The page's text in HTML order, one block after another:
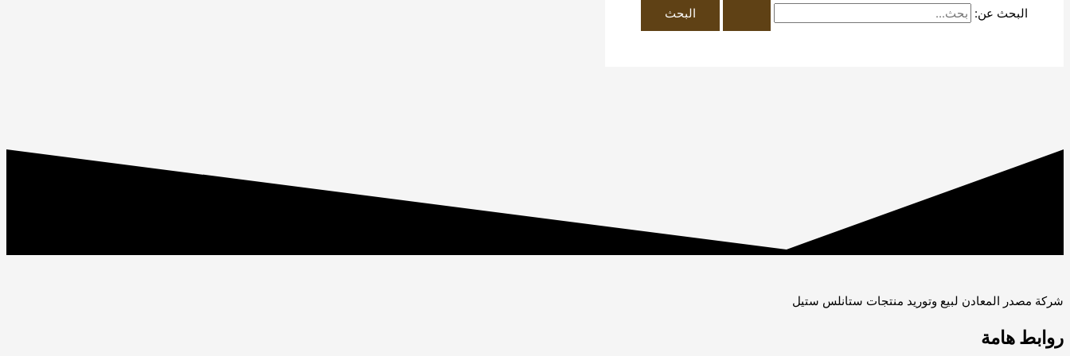
البحث عن:
شركة مصدر المعادن لبيع وتوريد منتجات ستانلس ستيل
روابط هامة